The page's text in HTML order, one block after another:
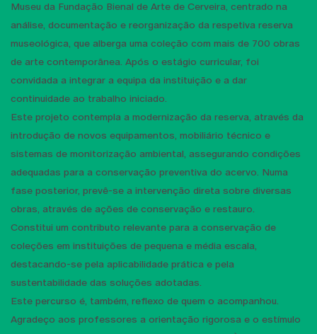
Museu da Fundação Bienal de Arte de Cerveira, centrado na
análise, documentação e reorganização da respetiva reserva
museológica, que alberga uma coleção com mais de 700 obras
de arte contemporânea. Após o estágio curricular, foi
convidada a integrar a equipa da instituição e a dar
continuidade ao trabalho iniciado.
Este projeto contempla a modernização da reserva, através da
introdução de novos equipamentos, mobiliário técnico e
sistemas de monitorização ambiental, assegurando condições
adequadas para a conservação preventiva do acervo. Numa
fase posterior, prevê-se a intervenção direta sobre diversas
obras, através de ações de conservação e restauro.
Constitui um contributo relevante para a conservação de
coleções em instituições de pequena e média escala,
destacando-se pela aplicabilidade prática e pela
sustentabilidade das soluções adotadas.
Este percurso é, também, reflexo de quem o acompanhou.
Agradeço aos professores a orientação rigorosa e o estímulo